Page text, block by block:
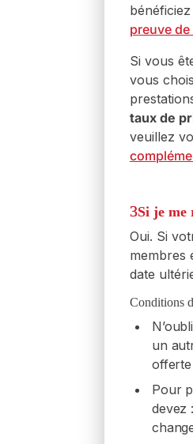
preuve
Si vous
vous
taux de
veuillez
Si je
Oui. Si
membres
date
Conditions
un
Pour
devez